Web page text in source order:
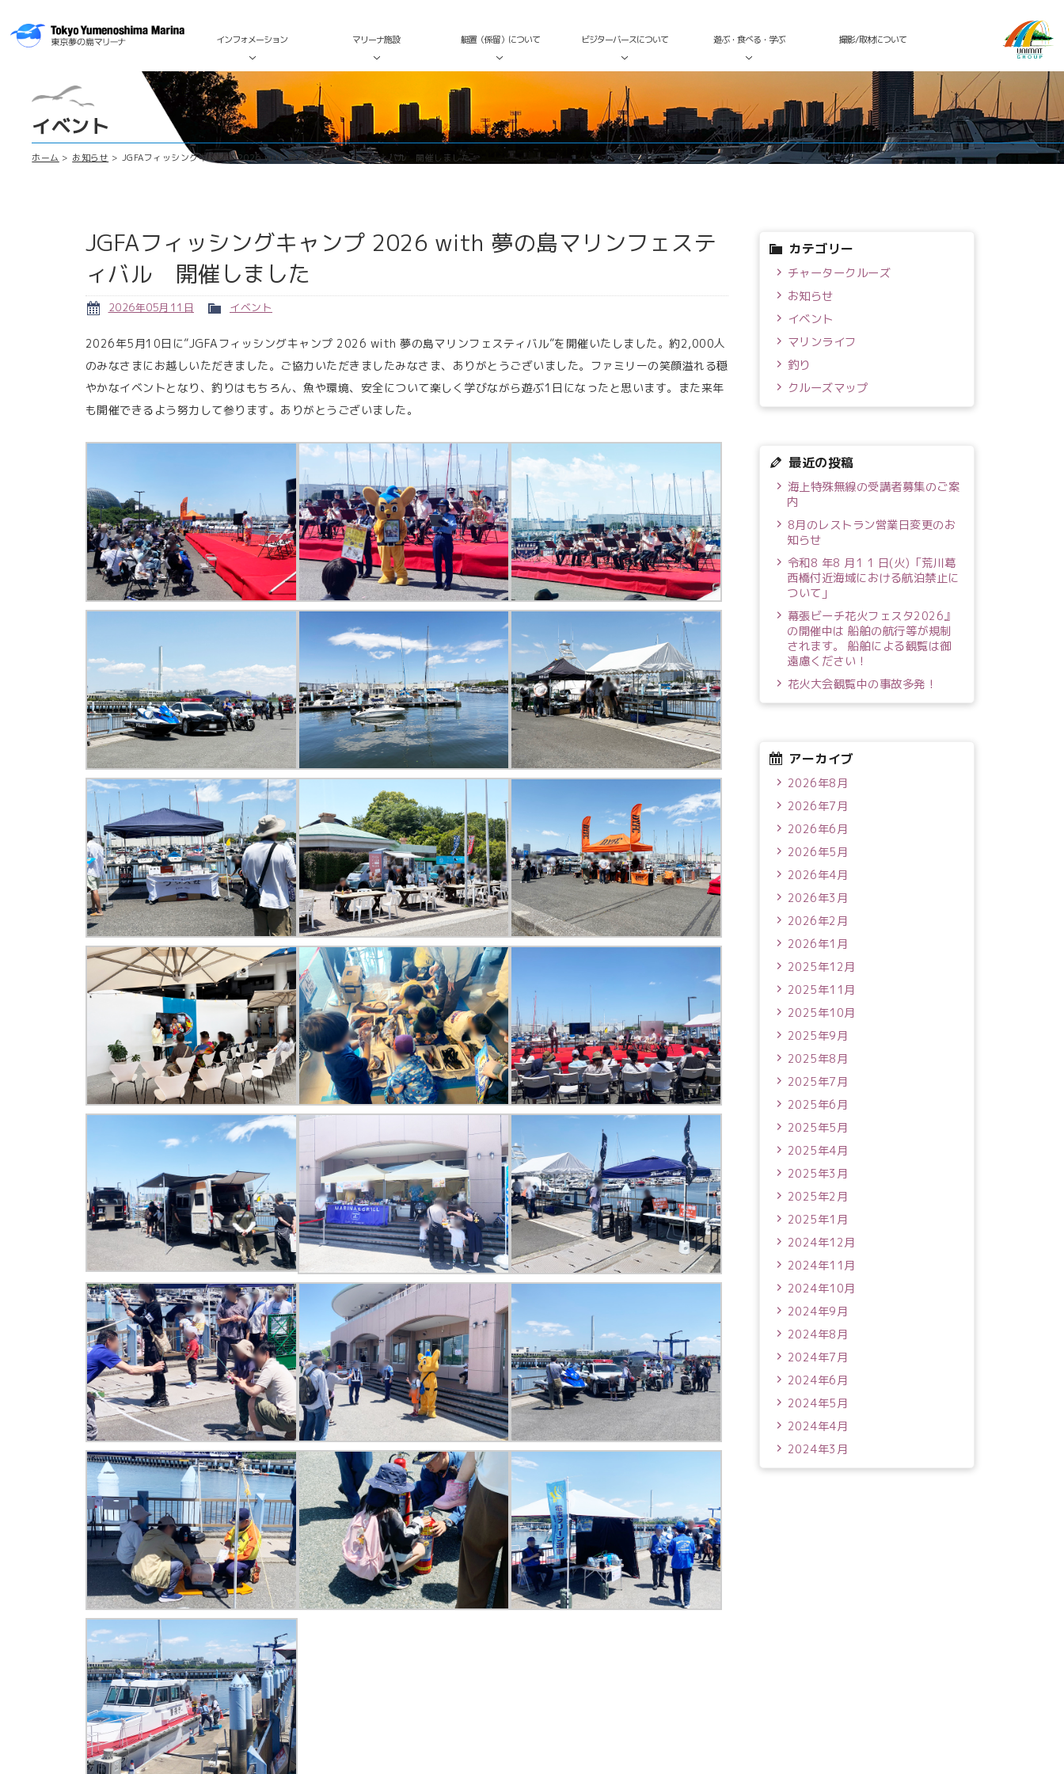
インフォメーション マリーナ施設 艇置（係留）について ビジターバースについて 遊ぶ・食べる・学ぶ 撮影/取材について
イベント
ホーム お知らせ JGFAフィッシングキャンプ 2026 with 夢の島マリンフェスティバル 開催しました
JGFAフィッシングキャンプ 2026 with 夢の島マリンフェステ
ィバル 開催しました
2026年05月11日 イベント
2026年5月10日に”JGFAフィッシングキャンプ 2026 with 夢の島マリンフェスティバル”を開催いたしました。約2,000人
のみなさまにお越しいただきました。ご協力いただきましたみなさま、ありがとうございました。ファミリーの笑顔溢れる穏
やかなイベントとなり、釣りはもちろん、魚や環境、安全について楽しく学びながら遊ぶ1日になったと思います。また来年
も開催できるよう努力して参ります。ありがとうございました。
カテゴリー
チャータークルーズ
お知らせ
イベント
マリンライフ
釣り
クルーズマップ
最近の投稿
海上特殊無線の受講者募集のご案
内
8月のレストラン営業日変更のお
知らせ
令和8 年8 月1 1 日(火)「荒川葛
西橋付近海域における航泊禁止に
ついて」
幕張ビーチ花火フェスタ2026』
の開催中は 船舶の航行等が規制
されます。 船舶による観覧は御
遠慮ください！
花火大会観覧中の事故多発！
アーカイブ
2026年8月
2026年7月
2026年6月
2026年5月
2026年4月
2026年3月
2026年2月
2026年1月
2025年12月
2025年11月
2025年10月
2025年9月
2025年8月
2025年7月
2025年6月
2025年5月
2025年4月
2025年3月
2025年2月
2025年1月
2024年12月
2024年11月
2024年10月
2024年9月
2024年8月
2024年7月
2024年6月
2024年5月
2024年4月
2024年3月